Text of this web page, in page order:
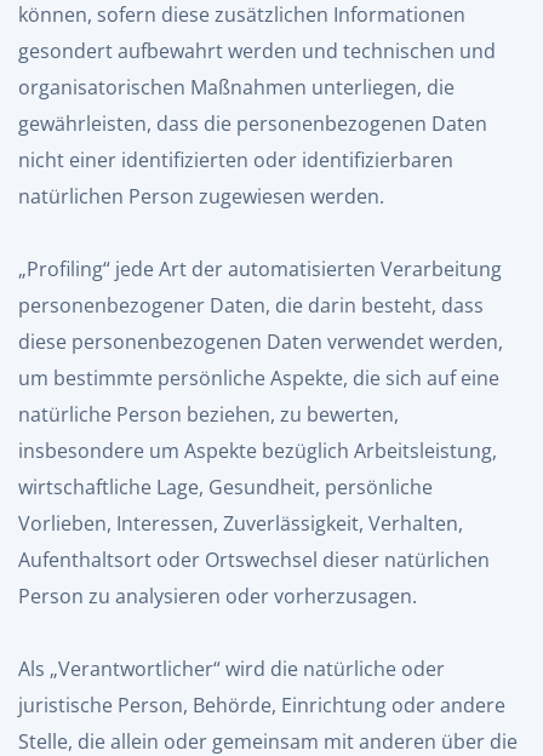
können, sofern diese zusätzlichen Informationen
gesondert aufbewahrt werden und technischen und
organisatorischen Maßnahmen unterliegen, die
gewährleisten, dass die personenbezogenen Daten
nicht einer identifizierten oder identifizierbaren
natürlichen Person zugewiesen werden.
„Profiling“ jede Art der automatisierten Verarbeitung
personenbezogener Daten, die darin besteht, dass
diese personenbezogenen Daten verwendet werden,
um bestimmte persönliche Aspekte, die sich auf eine
natürliche Person beziehen, zu bewerten,
insbesondere um Aspekte bezüglich Arbeitsleistung,
wirtschaftliche Lage, Gesundheit, persönliche
Vorlieben, Interessen, Zuverlässigkeit, Verhalten,
Aufenthaltsort oder Ortswechsel dieser natürlichen
Person zu analysieren oder vorherzusagen.
Als „Verantwortlicher“ wird die natürliche oder
juristische Person, Behörde, Einrichtung oder andere
Stelle, die allein oder gemeinsam mit anderen über die